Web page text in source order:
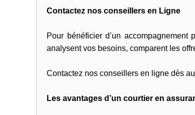
Contactez nos conseillers en Ligne
Pour bénéficier d’un
analysent vos besoins, comparent les
Contactez nos conseillers en ligne dès
Les avantages d’un courtier en